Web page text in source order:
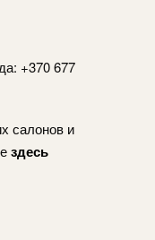
+370 677
салонов и
здесь